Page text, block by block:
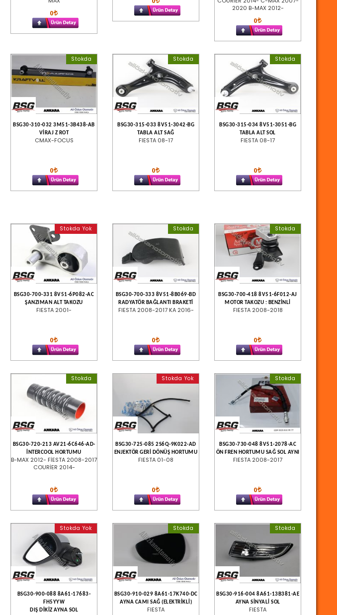
0
2020 B-MAX 2012-
0
Stokda
BSG30-310-032 3M51-3B438-AB
VİRAJ Z ROT
CMAX-FOCUS
0
Stokda
BSG30-315-033 8V51-3042-BG
TABLA ALT SAĞ
FIESTA 08-17
0
Stokda
BSG30-315-034 8V51-3051-BG
TABLA ALT SOL
FIESTA 08-17
0
Stokda Yok
BSG30-700-331 8V51-6P082-AC
ŞANZIMAN ALT TAKOZU
FIESTA 2001-
0
Stokda
BSG30-700-333 8V51-8B069-BD
RADYATÖR BAĞLANTI BRAKETİ
FIESTA 2008-2017 KA 2016-
0
Stokda
BSG30-700-418 8V51-6F012-AJ
MOTOR TAKOZU : BENZİNLİ
FIESTA 2008-2018
0
Stokda
BSG30-720-213 AV21-6C646-AD-
İNTERCOOL HORTUMU
B-MAX 2012- FİESTA 2008-2017
COURİER 2014-
0
Stokda Yok
BSG30-725-085 2S6Q-9K022-AD
ENJEKTÖR GERİ DÖNÜŞ HORTUMU
FIESTA 01-08
0
Stokda
BSG30-730-048 8V51-2078-AC
ÖN FREN HORTUMU SAĞ SOL AYNI
FIESTA 2008-2017
0
Stokda Yok
BSG30-900-088 8A61-17683-
FH5YYW
DIŞ DİKİZ AYNA SOL
Stokda
BSG30-910-029 8A61-17K740-DC
AYNA CAMI SAĞ (ELEKTRİKLİ)
FIESTA
Stokda
BSG30-916-004 8A61-13B381-AE
AYNA SİNYALİ SOL
FIESTA